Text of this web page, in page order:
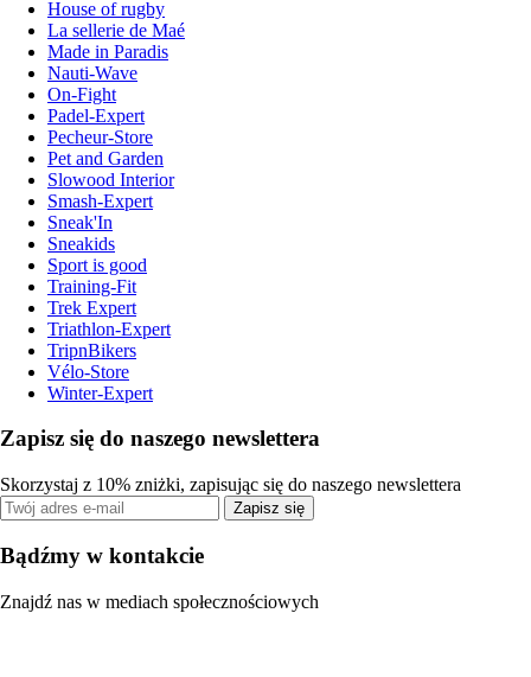
House of rugby
La sellerie de Maé
Made in Paradis
Nauti-Wave
On-Fight
Padel-Expert
Pecheur-Store
Pet and Garden
Slowood Interior
Smash-Expert
Sneak'In
Sneakids
Sport is good
Training-Fit
Trek Expert
Triathlon-Expert
TripnBikers
Vélo-Store
Winter-Expert
Zapisz się do naszego newslettera
Skorzystaj z 10% zniżki, zapisując się do naszego newslettera
Zapisz się
Bądźmy w kontakcie
Znajdź nas w mediach społecznościowych